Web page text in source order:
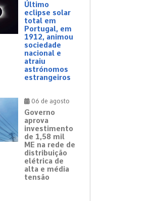
Último
eclipse solar
total em
Portugal, em
1912, animou
sociedade
nacional e
atraiu
astrónomos
estrangeiros
06 de agosto
Governo
aprova
investimento
de 1,58 mil
ME na rede de
distribuição
elétrica de
alta e média
tensão